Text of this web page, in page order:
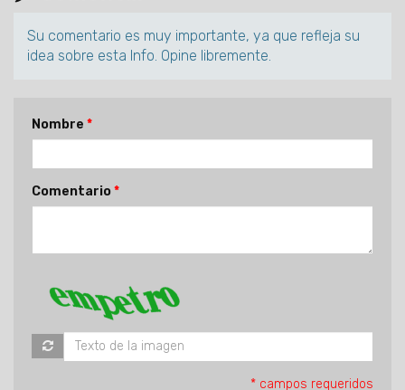
Su comentario es muy importante, ya que refleja su
idea sobre esta Info. Opine libremente.
Nombre
Comentario
* campos requeridos